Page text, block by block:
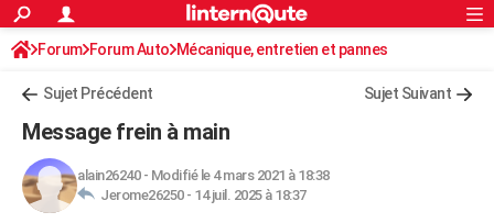
ACTUALITÉS
Politique
Société
Faits Divers
Education
Monde
Villes
+
FINANCE
Retraite
Impôts
Epargne
Immobilier
Risques naturels par ville
Banque
Assurance
Crédit
AUTO
Rechercher
S'inscrire
Connexion
Forum Forum Auto Mécanique, entretien et pannes
Sujet Précédent Sujet Suivant
Message frein à main
alain26240- Modifié le 4 mars 2021 à 18:38
Jerome26250 - 14 juil. 2025 à 18:37